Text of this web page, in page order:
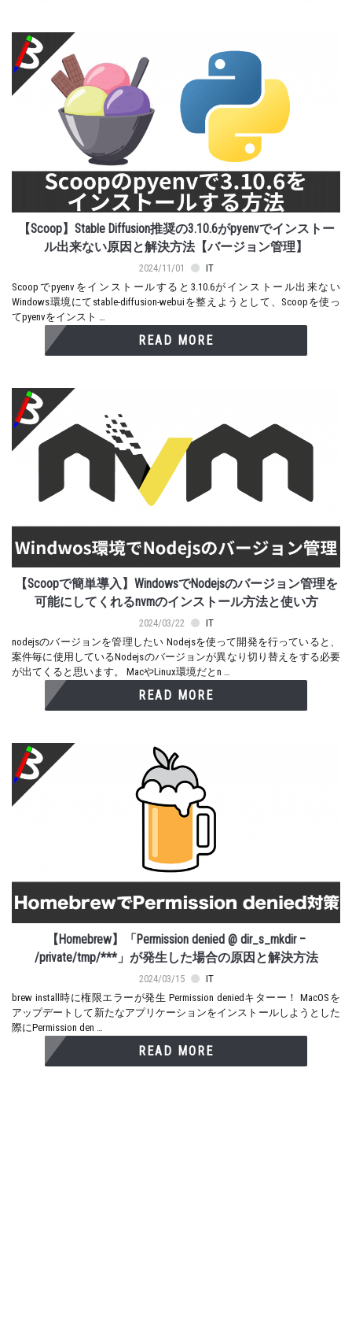
【Scoop】Stable Diffusion推奨の3.10.6がpyenvでインストー
ル出来ない原因と解決方法【バージョン管理】
2024/11/01
IT
Scoopでpyenvをインストールすると3.10.6がインストール出来ない
Windows環境にてstable-diffusion-webuiを整えようとして、Scoopを使っ
てpyenvをインスト …
READ MORE
【Scoopで簡単導入】WindowsでNodejsのバージョン管理を
可能にしてくれるnvmのインストール方法と使い方
2024/03/22
IT
nodejsのバージョンを管理したい Nodejsを使って開発を行っていると、
案件毎に使用しているNodejsのバージョンが異なり切り替えをする必要
が出てくると思います。 MacやLinux環境だとn …
READ MORE
【Homebrew】「Permission denied @ dir_s_mkdir –
/private/tmp/***」が発生した場合の原因と解決方法
2024/03/15
IT
brew install時に権限エラーが発生 Permission deniedキターー！ MacOSを
アップデートして新たなアプリケーションをインストールしようとした
際にPermission den …
READ MORE